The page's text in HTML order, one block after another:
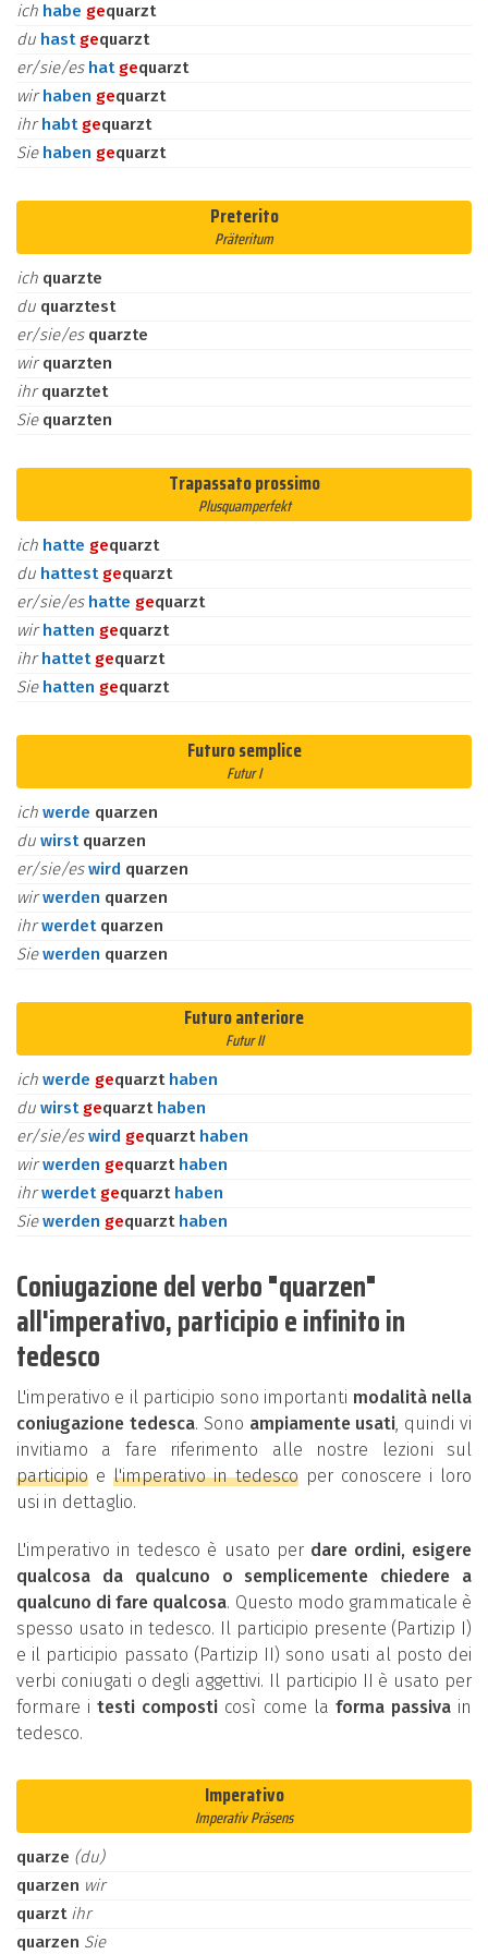
ich habe gequarzt
du hast gequarzt
er/sie/es hat gequarzt
wirhaben gequarzt
ihrhabt gequarzt
Sie haben gequarzt
Preterito
Präteritum
ich quarzte
du quarztest
er/sie/es quarzte
wirquarzten
ihrquarztet
Sie quarzten
Trapassato prossimo
Plusquamperfekt
ich hatte gequarzt
du hattest gequarzt
er/sie/es hatte gequarzt
wirhatten gequarzt
ihrhattet gequarzt
Sie hatten gequarzt
Futuro semplice
Futur I
ich werde quarzen
du wirst quarzen
er/sie/eswird quarzen
wirwerden quarzen
ihrwerdet quarzen
Siewerden quarzen
Futuro anteriore
Futur II
ich werde gequarzt haben
du wirst gequarzt haben
er/sie/eswird gequarzt haben
wirwerden gequarzt haben
ihrwerdet gequarzt haben
Siewerden gequarzt haben
Coniugazione del verbo "quarzen"
all'imperativo, participio e infinito in
tedesco
L'imperativo e il participio sono importanti modalità nella
coniugazione tedesca. Sono ampiamente usati, quindi vi
invitiamo a fare riferimento alle nostre lezioni sul
participio e l'imperativo in tedesco per conoscere i loro
usi in dettaglio.
L'imperativo in tedesco è usato per dare ordini, esigere
qualcosa da qualcuno o semplicemente chiedere a
qualcuno di fare qualcosa. Questo modo grammaticale è
spesso usato in tedesco. Il participio presente (Partizip I)
e il participio passato (Partizip II) sono usati al posto dei
verbi coniugati o degli aggettivi. Il participio II è usato per
formare itesti composti così come la forma passivain
tedesco.
Imperativo
Imperativ Präsens
quarze (du)
quarzen wir
quarzt ihr
quarzen Sie